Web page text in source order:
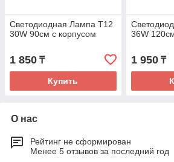
Светодиодная Лампа T12
30W 90см с корпусом
1 850 ₸
Купить
36W
1 950₸
О нас
Рейтинг не сформирован
Менее 5 отзывов за последний год